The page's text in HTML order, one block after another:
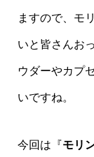
ますので、モ
いと皆さんお
ウダーやカプ
いですね。
今回は『モリ